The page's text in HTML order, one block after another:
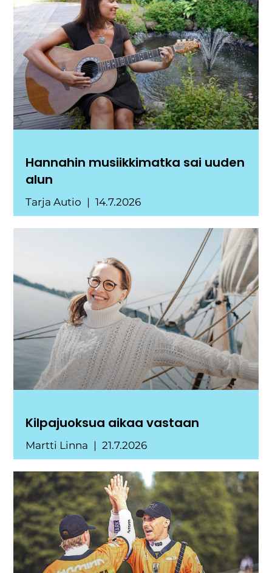
Hannahin musiikkimatka sai uuden
alun
Tarja Autio 14.7.2026
Kilpajuoksua aikaa vastaan
Martti Linna 21.7.2026